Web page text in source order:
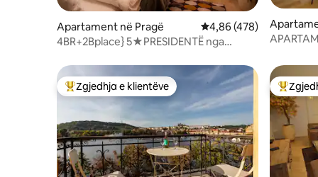
Apartament në Pragë Vlerësimi mesatar 4,86
4,86 (478)
4BR+2Bplace} 5★PRESIDENTË nga
Më të mirat e zgjedhjeve të klientëve
Zgjedhja e klientëve Më të